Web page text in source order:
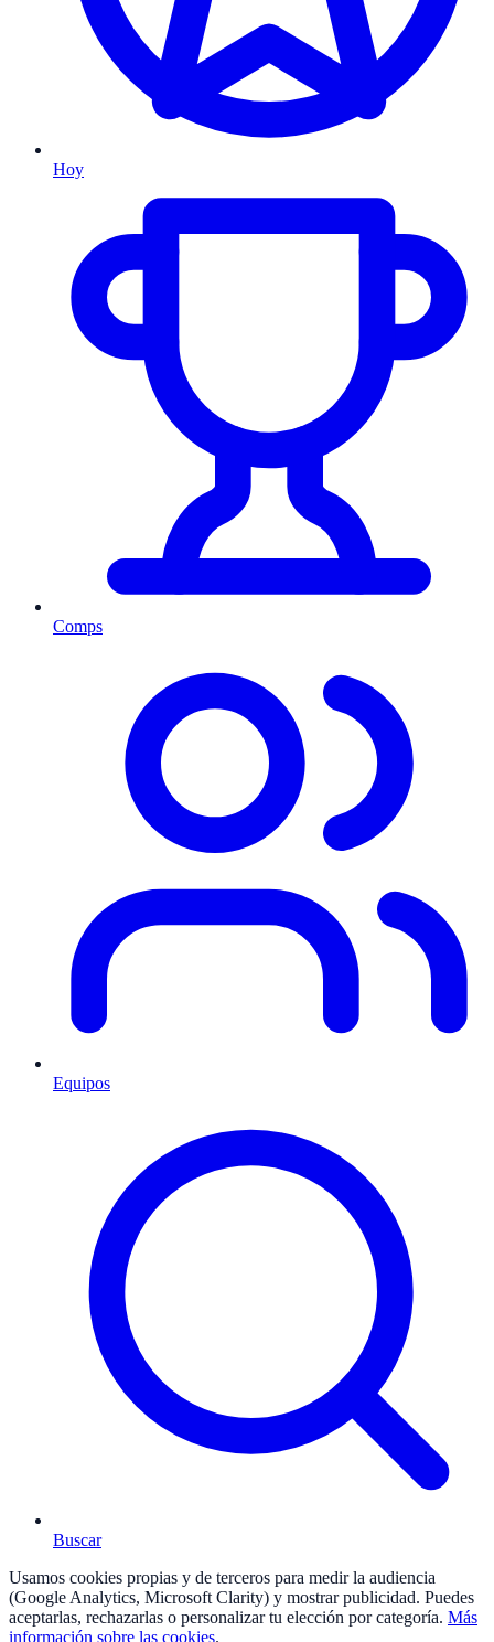
Hoy
Comps
Equipos
Buscar
Usamos cookies propias y de terceros para medir la audiencia
(Google Analytics, Microsoft Clarity) y mostrar publicidad. Puedes
aceptarlas, rechazarlas o personalizar tu elección por categoría. Más
información sobre las cookies.